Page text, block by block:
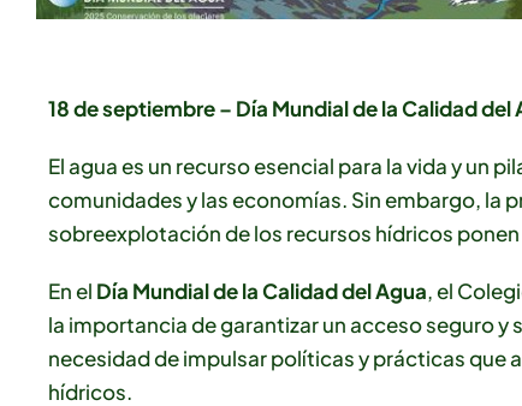
18 de septiembre – Día Mundial de la Calidad del
El agua es un recurso esencial para la vida y un
comunidades y las economías. Sin embargo, la
sobreexplotación de los recursos hídricos
En el Día Mundial de la Calidad del Agua, el
la importancia de garantizar un acceso seguro y
necesidad de impulsar políticas y prácticas que
hídricos.